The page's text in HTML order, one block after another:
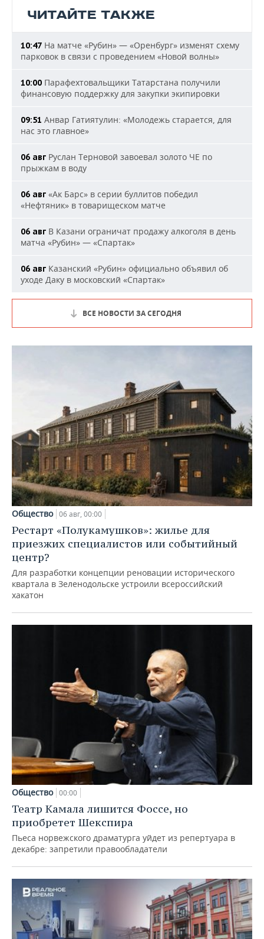
ЧИТАЙТЕ ТАКЖЕ
10:47 На матче «Рубин» — «Оренбург» изменят схему
парковок в связи с проведением «Новой волны»
10:00 Парафехтовальщики Татарстана получили
финансовую поддержку для закупки экипировки
09:51 Анвар Гатиятулин: «Молодежь старается, для
нас это главное»
06 авг Руслан Терновой завоевал золото ЧЕ по
прыжкам в воду
06 авг «Ак Барс» в серии буллитов победил
«Нефтяник» в товарищеском матче
06 авг В Казани ограничат продажу алкоголя в день
матча «Рубин» — «Спартак»
06 авг Казанский «Рубин» официально объявил об
уходе Даку в московский «Спартак»
ВСЕ НОВОСТИ ЗА СЕГОДНЯ
Общество 06 авг, 00:00
Рестарт «Полукамушков»: жилье для
приезжих специалистов или событийный
центр?
Для разработки концепции реновации исторического
квартала в Зеленодольске устроили всероссийский
хакатон
Общество 00:00
Театр Камала лишится Фоссе, но
приобретет Шекспира
Пьеса норвежского драматурга уйдет из репертуара в
декабре: запретили правообладатели